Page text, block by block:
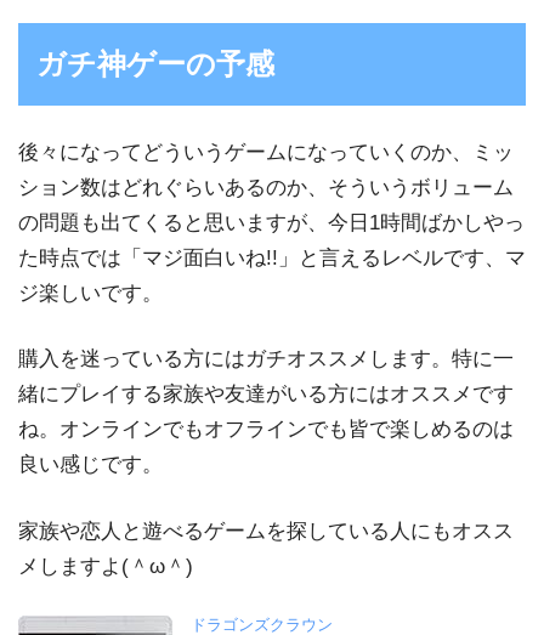
ガチ神ゲーの予感
後々になってどういうゲームになっていくのか、ミッ
ション数はどれぐらいあるのか、そういうボリューム
の問題も出てくると思いますが、今日1時間ばかしやっ
た時点では「マジ面白いね!!」と言えるレベルです、マ
ジ楽しいです。
購入を迷っている方にはガチオススメします。特に一
緒にプレイする家族や友達がいる方にはオススメです
ね。オンラインでもオフラインでも皆で楽しめるのは
良い感じです。
家族や恋人と遊べるゲームを探している人にもオスス
メしますよ(＾ω＾)
ドラゴンズクラウン